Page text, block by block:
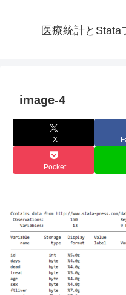
医療統計とStata
image-4
X
Pocket